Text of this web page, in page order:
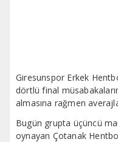
Giresunspor Erkek
dörtlü final
almasına rağmen
Bugün grupta üçüncü
oynayan Çotanak